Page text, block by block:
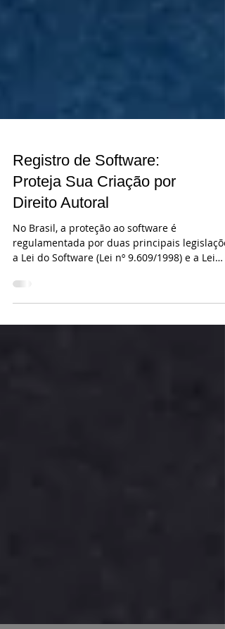
Registro de Software:
Proteja Sua Criação por
Direito Autoral
No Brasil, a proteção ao software é
regulamentada por duas principais